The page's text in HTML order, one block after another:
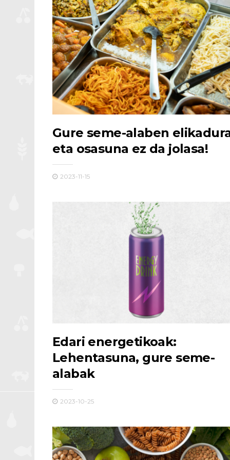
Gure seme-alaben
eta osasuna ez da jolasa!
2023-11-15
Edari energetikoak:
Lehentasuna, gure seme-
alabak
2023-10-25